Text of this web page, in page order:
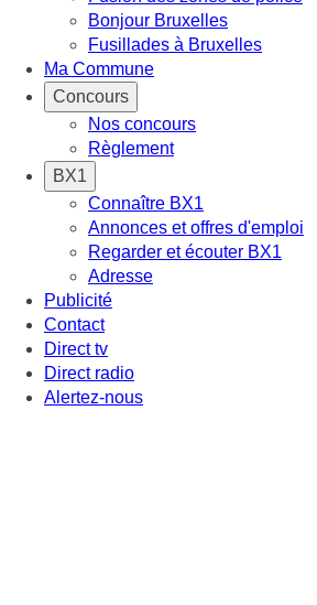
Bonjour Bruxelles
Fusillades à Bruxelles
Ma Commune
Concours
Nos concours
Règlement
BX1
Connaître BX1
Annonces et offres d'emploi
Regarder et écouter BX1
Adresse
Publicité
Contact
Direct tv
Direct radio
Alertez-nous